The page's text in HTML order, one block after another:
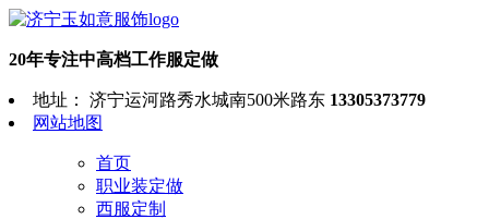
20年专注中高档工作服定做
地址： 济宁运河路秀水城南500米路东 13305373779
网站地图
首页
职业装定做
西服定制